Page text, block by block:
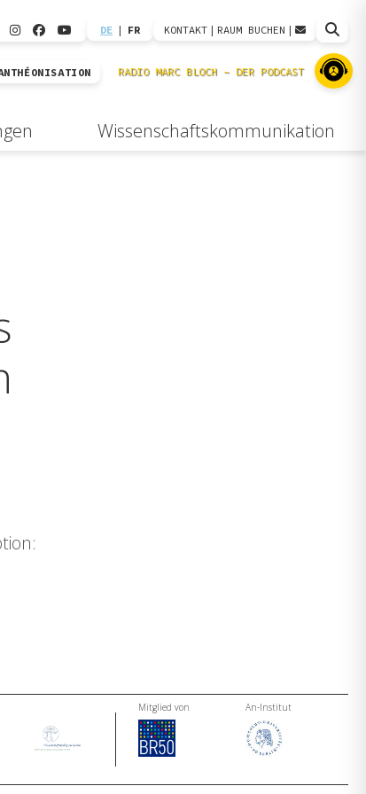
DE | FR KONTAKT | RAUM BUCHEN |
Wissenschaftskommunikation
Mitglied von An-Institut